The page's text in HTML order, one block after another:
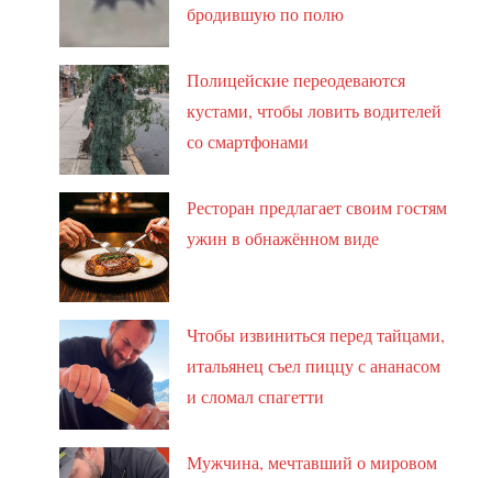
бродившую по полю
Полицейские переодеваются
кустами, чтобы ловить водителей
со смартфонами
Ресторан предлагает своим гостям
ужин в обнажённом виде
Чтобы извиниться перед тайцами,
итальянец съел пиццу с ананасом
и сломал спагетти
Мужчина, мечтавший о мировом